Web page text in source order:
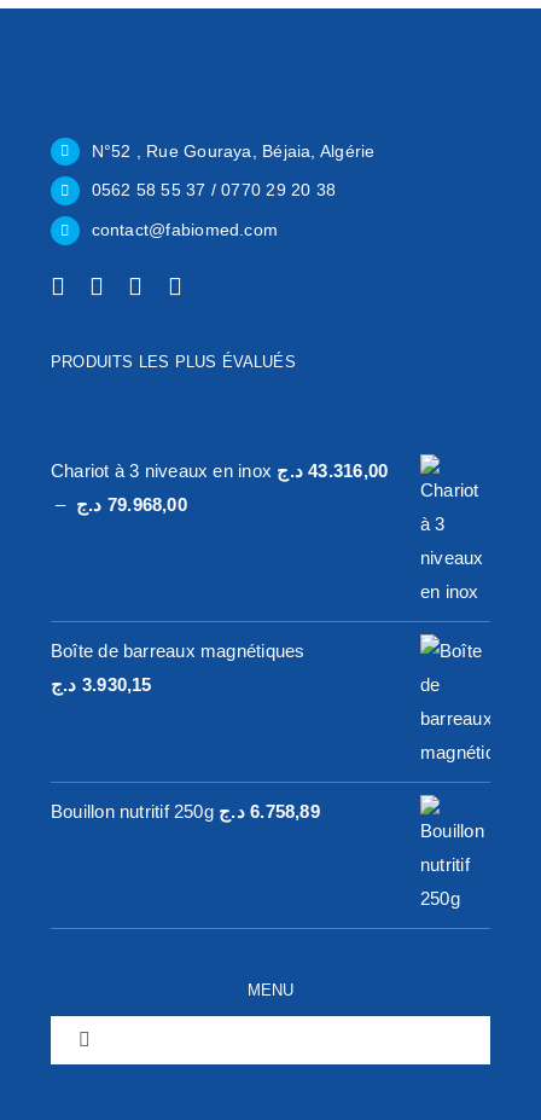
N°52 , Rue Gouraya, Béjaia, Algérie
0562 58 55 37 / 0770 29 20 38
contact@fabiomed.com
PRODUITS LES PLUS ÉVALUÉS
Chariot à 3 niveaux en inox 43.316,00 د.ج
–
79.968,00 د.ج
Plage
Boîte de barreaux magnétiques
3.930,15 د.ج
Bouillon nutritif 250g 6.758,89 د.ج
MENU
Toggle
Navigation